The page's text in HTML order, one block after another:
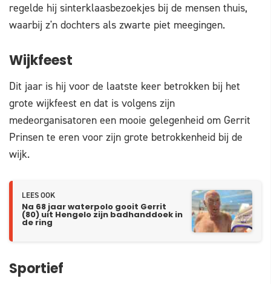
regelde hij sinterklaasbezoekjes bij de mensen thuis,
waarbij z'n dochters als zwarte piet meegingen.
Wijkfeest
Dit jaar is hij voor de laatste keer betrokken bij het
grote wijkfeest en dat is volgens zijn
medeorganisatoren een mooie gelegenheid om Gerrit
Prinsen te eren voor zijn grote betrokkenheid bij de
wijk.
LEES OOK
Na 68 jaar waterpolo gooit Gerrit
(80) uit Hengelo zijn badhanddoek in
de ring
Sportief